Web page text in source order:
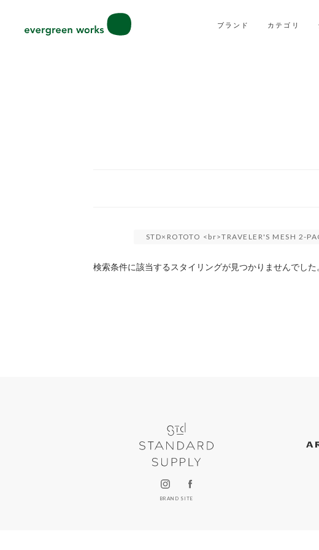
ブランド
カテゴリ
STD×ROTOTO <br>TRAVELER'S MESH 2-
検索条件に該当するスタイリングが見つかりませんでした
BRAND SITE